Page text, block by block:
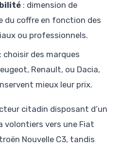
: dimension de
du coffre en fonction des
ou professionnels.
: choisir des marques
Renault, ou Dacia,
mieux leur prix.
citadin disposant d’un
volontiers vers une Fiat
Nouvelle C3, tandis